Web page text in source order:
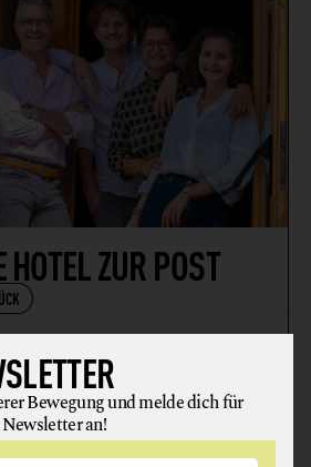
ZUR POST
Bewegung und melde dich für
an!